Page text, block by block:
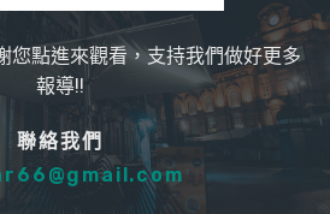
您點進來觀看，支持我們做好更多
報導!!
聯絡我們